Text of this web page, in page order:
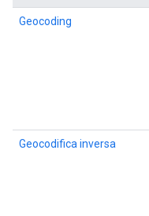
Geocoding
Geocodifica inversa